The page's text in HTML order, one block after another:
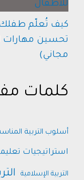
كيف تُعلّم طفلك
مجاني)
كلمات
أسلوب التربية
استراتيجيات
التربية الإسلامية